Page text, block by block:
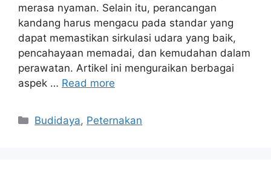
merasa nyaman. Selain itu, perancangan
kandang harus mengacu pada standar yang
dapat memastikan sirkulasi udara yang baik,
pencahayaan memadai, dan kemudahan dalam
perawatan. Artikel ini menguraikan berbagai
aspek … Read more
Categories
Budidaya, Peternakan